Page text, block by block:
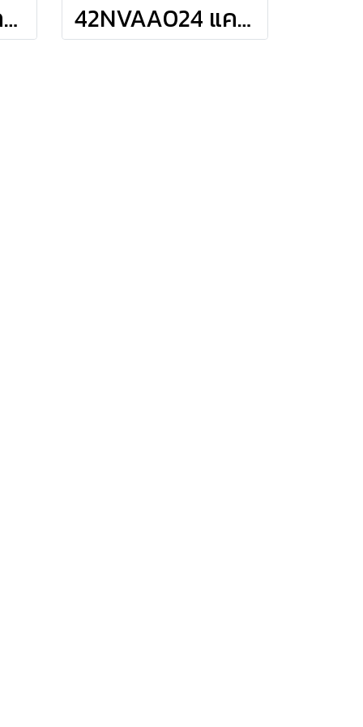
42NVAA010 แคเรียร์ CARRIER แบบติดผนัง รุ่น TECH-V Inverter R-32 ขนาด 9,000BTU(3300-9500) เบอร์5 รีโมทไร้สาย 2026 42NVAA024 แคเรียร์ CARRIER แบบติดผนัง รุ่น TECH-V Inverter R-32 ขนาด 24,500BTU(8600-25500) เบอร์5/1ดาว รีโมทไร้สาย 2026